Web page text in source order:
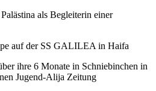
als Begleiterin einer
auf der SS GALILEA in Haifa
ihre 6 Monate in Schniebinchen in
Jugend-Alija Zeitung